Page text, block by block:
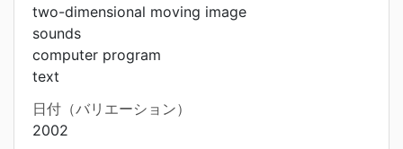
two-dimensional moving image
sounds
computer program
text
日付（バリエーション）
2002